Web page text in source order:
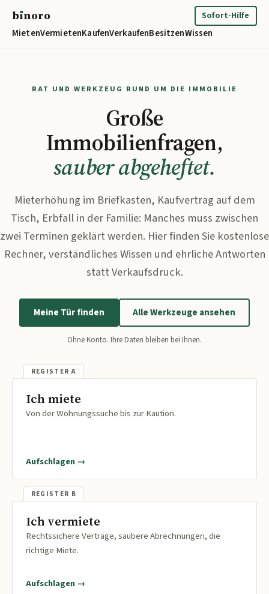
bınoro
MietenVermietenKaufenVerkaufenBesitzenWissen
Sofort-Hilfe
RAT UND WERKZEUG RUND UM DIE IMMOBILIE
Große
Immobilienfragen,
sauber abgeheftet.
Mieterhöhung im Briefkasten, Kaufvertrag auf dem
Tisch, Erbfall in der Familie: Manches muss zwischen
zwei Terminen geklärt werden. Hier finden Sie kostenlose
Rechner, verständliches Wissen und ehrliche Antworten
statt Verkaufsdruck.
Meine Tür finden Alle Werkzeuge ansehen
Ohne Konto. Ihre Daten bleiben bei Ihnen.
Ich miete
Von der Wohnungssuche bis zur Kaution.
Aufschlagen →
Ich vermiete
Rechtssichere Verträge, saubere Abrechnungen, die
richtige Miete.
Aufschlagen →